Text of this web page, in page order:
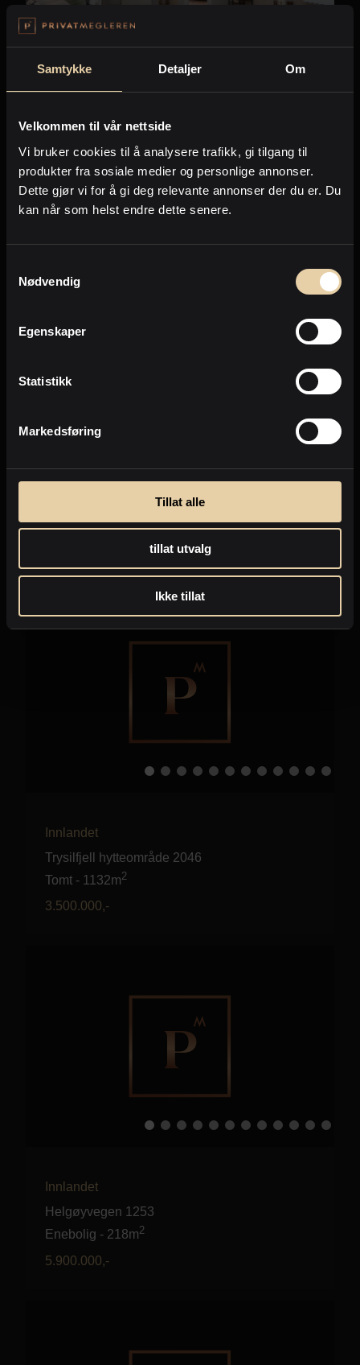
Samtykke Detaljer Om
Velkommen til vår nettside
Vi bruker cookies til å analysere trafikk, gi tilgang til
produkter fra sosiale medier og personlige annonser.
Dette gjør vi for å gi deg relevante annonser der du er. Du
kan når som helst endre dette senere.
Nødvendig
Egenskaper
Statistikk
Markedsføring
Tillat alle
tillat utvalg
Ikke tillat
Innlandet
Børstadalleen 21 C
Leilighet -63m2
2.450.000,-
Innlandet
Just Brochs gate 12 A
Leilighet -23m2
Innlandet
Trysilfjell hytteområde 2046
Tomt - 1132m2
3.500.000,-
Innlandet
Helgøyvegen 1253
Enebolig - 218m2
5.900.000,-